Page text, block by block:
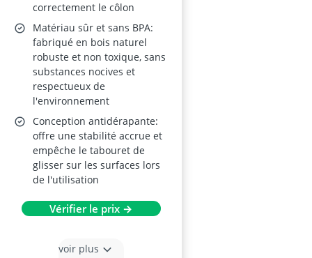
correctement le côlon
Matériau sûr et sans BPA:
fabriqué en bois naturel
robuste et non toxique, sans
substances nocives et
respectueux de
l'environnement
Conception antidérapante:
offre une stabilité accrue et
empêche le tabouret de
glisser sur les surfaces lors
de l'utilisation
Vérifier le prix →
voir plus